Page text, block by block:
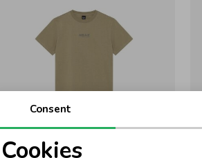
Consent
Cookies